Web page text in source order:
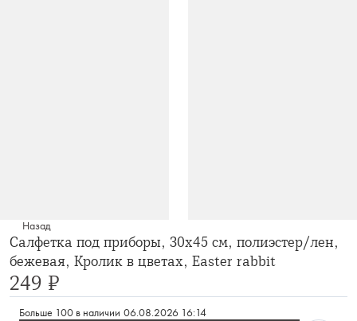
Назад
Салфетка под приборы, 30х45 см, полиэстер/лен,
бежевая, Кролик в цветах, Easter rabbit
249 ₽
Больше 100 в наличии 06.08.2026 16:14